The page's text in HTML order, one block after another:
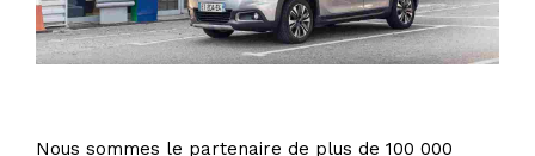
Nous sommes le partenaire de plus de 100 000